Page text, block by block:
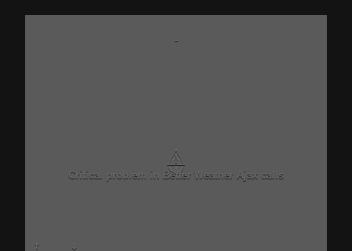
-
⚠
Critical problem in Better Weather Ajax calls